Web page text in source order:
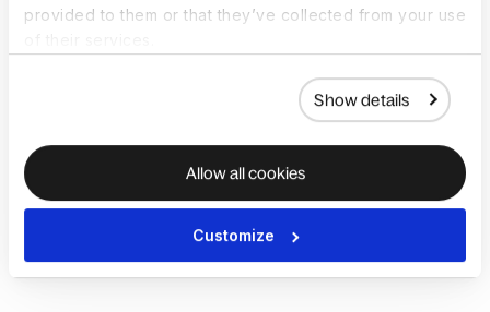
provided to them or that they’ve collected from your use
Show details
Allow all cookies
Customize
conformidade e um canal seguro para
Conheça o Anonymous Reporting